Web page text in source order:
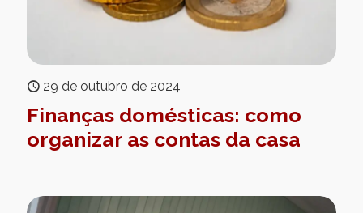
29 de outubro de 2024
Finanças domésticas: como
organizar as contas da casa